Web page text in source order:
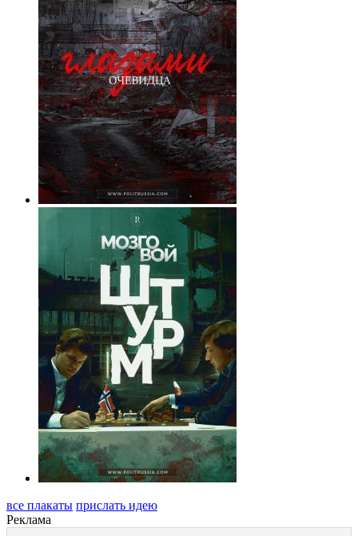
все плакаты прислать идею
Реклама